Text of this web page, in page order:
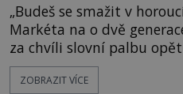
„Budeš se smažit v
Markéta na o dvě
za chvíli slovní palbu
katolička, druhá
nich se usídlí na jedné z
ZOBRAZIT VÍCE